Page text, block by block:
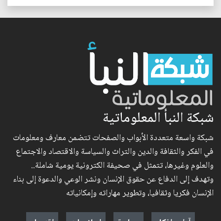
شبكة النبأ المعلوماتية
شبكة واسعة متعددة الأبواب والصفحات تتضمن معارف ومعلومات
في الفكر والثقافة والدين والتراث والسياسة والاقتصاد والاجتماع
والعلوم وغيرها، تتمثل في صحيفة الكترونية يومية شاملة..
وتهدف إلى الدفاع عن حقوق الإنسان ونشر الوعي والدعوة إلى بناء
الإنسان فكريا وثقافيا، وتطوير مهاراته وإمكانياته